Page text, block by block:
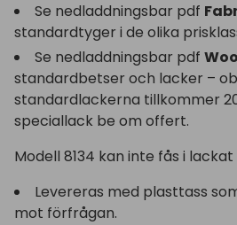
Se nedladdningsbar pdf
standardtyger i de olika
Se nedladdningsbar pdf
standardbetser och lacker –
standardlackerna tillkommer
speciallack be om offert.
Modell 8134 kan inte fås i
Levereras med plasttass
mot förfrågan.